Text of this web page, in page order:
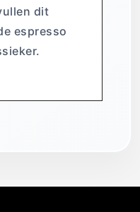
dit
espresso